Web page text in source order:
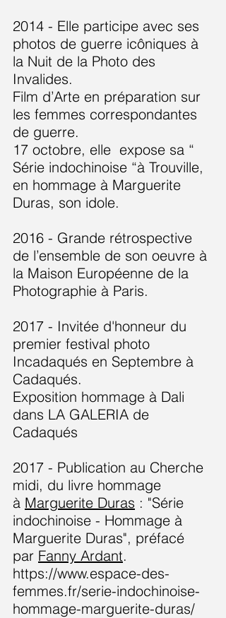
​2014 - Elle participe avec ses
photos de guerre icôniques à
la Nuit de la Photo des
Invalides.
Film d’Arte en préparation sur
les femmes correspondantes
de guerre.
17 octobre, elle expose sa “
Série indochinoise “à Trouville,
en hommage à Marguerite
Duras, son idole.
2016 - Grande rétrospective
de l’ensemble de son oeuvre à
la Maison Européenne de la
Photographie à Paris.
2017 - Invitée d'honneur du
premier festival photo
Incadaqués en Septembre à
Cadaqués.
Exposition hommage à Dali
dans LA GALERIA de
Cadaqués
2017 - Publication au Cherche
midi, du livre hommage
à Marguerite Duras : "Série
indochinoise - Hommage à
Marguerite Duras", préfacé
par Fanny Ardant.
https://www.espace-des-
femmes.fr/serie-indochinoise-
hommage-marguerite-duras/